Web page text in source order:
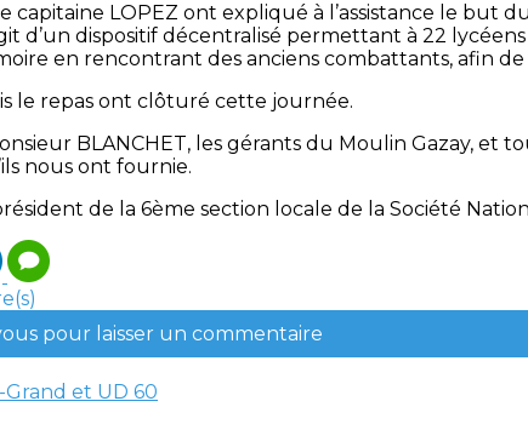
capitaine LOPEZ ont expliqué à l’assistance le but
d’un dispositif décentralisé permettant à 22
en rencontrant des anciens combattants, afin
le repas ont clôturé cette journée.
BLANCHET, les gérants du Moulin Gazay,
nous ont fournie.
de la 6ème section locale de la Société
pour laisser un commentaire